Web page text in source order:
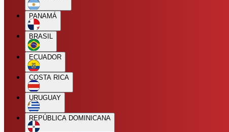
PANAMÁ
BRASIL
ECUADOR
COSTA RICA
URUGUAY
REPÚBLICA DOMINICANA